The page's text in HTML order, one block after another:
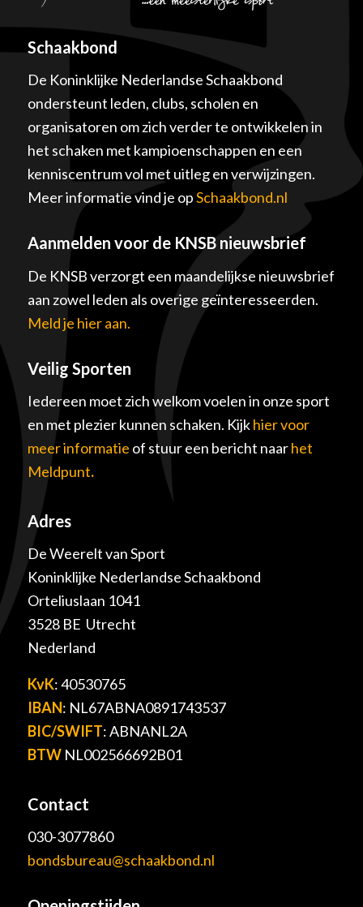
Schaakbond
De Koninklijke Nederlandse Schaakbond
ondersteunt leden, clubs, scholen en
organisatoren om zich verder te ontwikkelen in
het schaken met kampioenschappen en een
kenniscentrum vol met uitleg en verwijzingen.
Meer informatie vind je opSchaakbond.nl
Aanmelden voor de KNSB nieuwsbrief
De KNSB verzorgt een maandelijkse nieuwsbrief
aan zowel leden als overige geïnteresseerden.
Meld je hier aan.
Veilig Sporten
Iedereen moet zich welkom voelen in onze sport
en met plezier kunnen schaken. Kijkhier voor
meer informatie of stuur een bericht naarhet
Meldpunt.
Adres
De Weerelt van Sport
Koninklijke Nederlandse Schaakbond
Orteliuslaan 1041
3528 BE Utrecht
Nederland
KvK: 40530765
IBAN: NL67ABNA0891743537
BIC/SWIFT: ABNANL2A
BTWNL002566692B01
Contact
030-3077860
bondsbureau@schaakbond.nl